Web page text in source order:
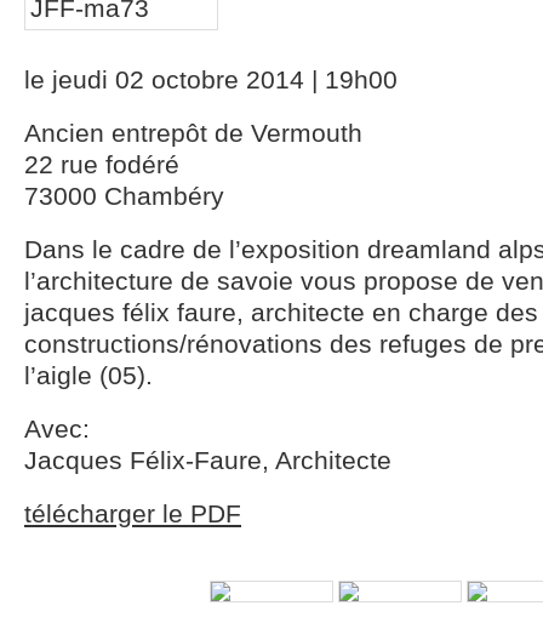
le jeudi 02 octobre 2014 | 19h00
Ancien entrepôt de Vermouth
22 rue fodéré
73000 Chambéry
Dans le cadre de l’exposition dreamland
l’architecture de savoie vous propose de
jacques félix faure, architecte en charge
constructions/rénovations des refuges de
l’aigle (05).
Avec:
Jacques Félix-Faure, Architecte
télécharger le PDF